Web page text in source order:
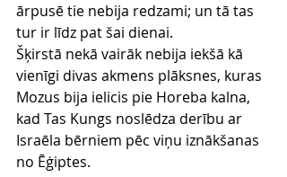
ārpusē tie nebija redzami; un tā tas
tur ir līdz pat šai dienai.
Šķirstā nekā vairāk nebija iekšā kā
vienīgi divas akmens plāksnes, kuras
Mozus bija ielicis pie Horeba kalna,
kad Tas Kungs noslēdza derību ar
Israēla bērniem pēc viņu iznākšanas
no Ēģiptes.